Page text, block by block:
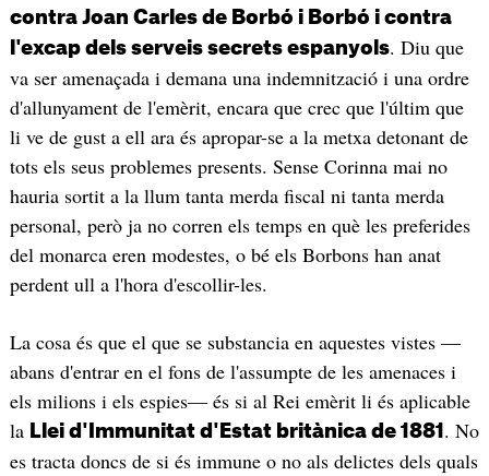
contra Joan Carles de Borbó i Borbó i contra
l'excap dels serveis secrets espanyols. Diu que
va ser amenaçada i demana una indemnització i una ordre
d'allunyament de l'emèrit, encara que crec que l'últim que
li ve de gust a ell ara és apropar-se a la metxa detonant de
tots els seus problemes presents. Sense Corinna mai no
hauria sortit a la llum tanta merda fiscal ni tanta merda
personal, però ja no corren els temps en què les preferides
del monarca eren modestes, o bé els Borbons han anat
perdent ull a l'hora d'escollir-les.
La cosa és que el que se substancia en aquestes vistes —
abans d'entrar en el fons de l'assumpte de les amenaces i
els milions i els espies— és si al Rei emèrit li és aplicable
la Llei d'Immunitat d'Estat britànica de 1881 . No
es tracta doncs de si és immune o no als delictes dels quals